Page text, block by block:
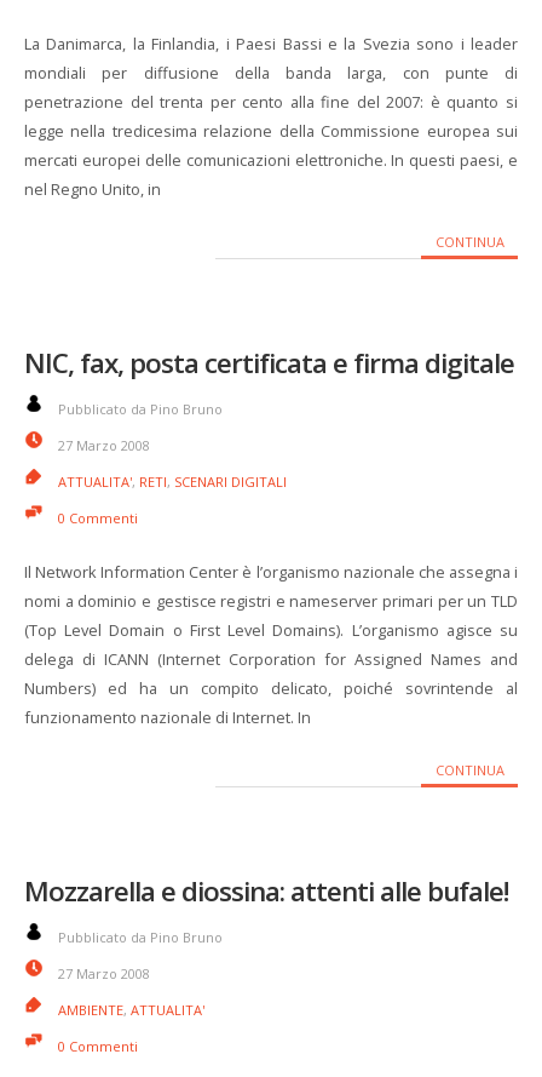
La Danimarca, la Finlandia, i Paesi Bassi e la Svezia sono i leader
mondiali per diffusione della banda larga, con punte di
penetrazione del trenta per cento alla fine del 2007: è quanto si
legge nella tredicesima relazione della Commissione europea sui
mercati europei delle comunicazioni elettroniche. In questi paesi, e
nel Regno Unito, in
CONTINUA
NIC, fax, posta certificata e firma digitale
Pubblicato da Pino Bruno
27 Marzo 2008
ATTUALITA', RETI, SCENARI DIGITALI
0 Commenti
Il Network Information Center è l’organismo nazionale che assegna i
nomi a dominio e gestisce registri e nameserver primari per un TLD
(Top Level Domain o First Level Domains). L’organismo agisce su
delega di ICANN (Internet Corporation for Assigned Names and
Numbers) ed ha un compito delicato, poiché sovrintende al
funzionamento nazionale di Internet. In
CONTINUA
Mozzarella e diossina: attenti alle bufale!
Pubblicato da Pino Bruno
27 Marzo 2008
AMBIENTE, ATTUALITA'
0 Commenti